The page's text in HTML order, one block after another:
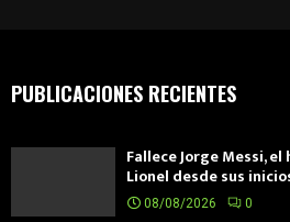
PUBLICACIONES RECIENTES
Fallece Jorge Messi,
Lionel desde sus
08/08/2026 0